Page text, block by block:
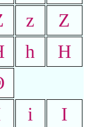
z
Z
h
H
i
I